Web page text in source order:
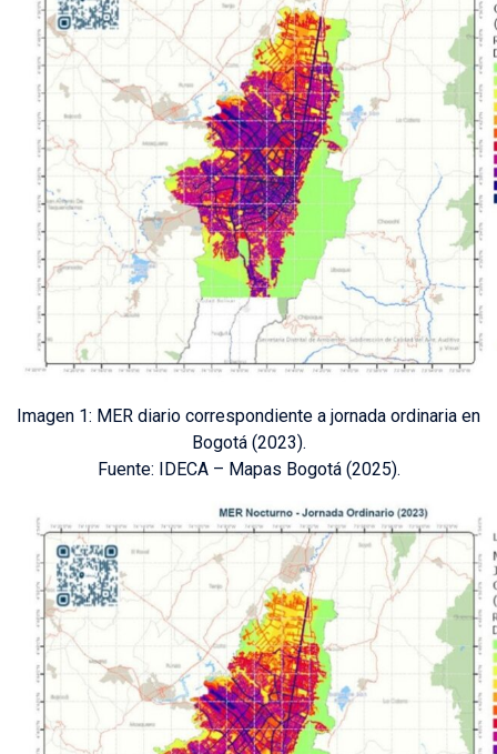
Imagen 1: MER diario correspondiente a jornada ordinaria en
Bogotá (2023).
Fuente: IDECA – Mapas Bogotá (2025).